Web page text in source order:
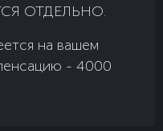
ОТДЕЛЬНО.
на вашем
- 4000